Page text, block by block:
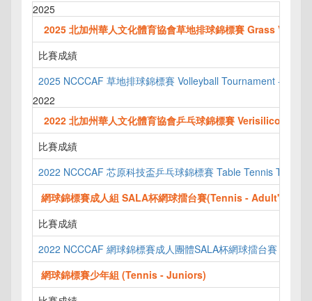
2025
2025 北加州華人文化體育協會草地排球錦標賽 Grass
比賽成績
2025 NCCCAF 草地排球錦標賽 Volleyball Tournament -
2022
2022 北加州華人文化體育協會乒乓球錦標賽 Verisilicon
比賽成績
2022 NCCCAF 芯原科技盃乒乓球錦標賽 Table Tennis
網球錦標賽成人組 SALA杯網球擂台賽(Tennis - Adult's
比賽成績
2022 NCCCAF 網球錦標賽成人團體SALA杯網球擂台賽
網球錦標賽少年組 (Tennis - Juniors)